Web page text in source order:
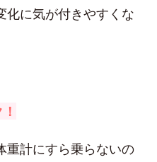
化に気が付きやすくな
重計にすら乗らないの